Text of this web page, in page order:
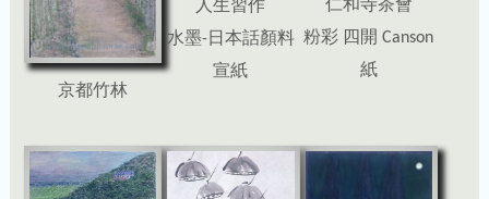
京都竹林
人生習作
水墨-日本話顏料
宣紙
仁和寺茶會
粉彩 四開 Canson
紙